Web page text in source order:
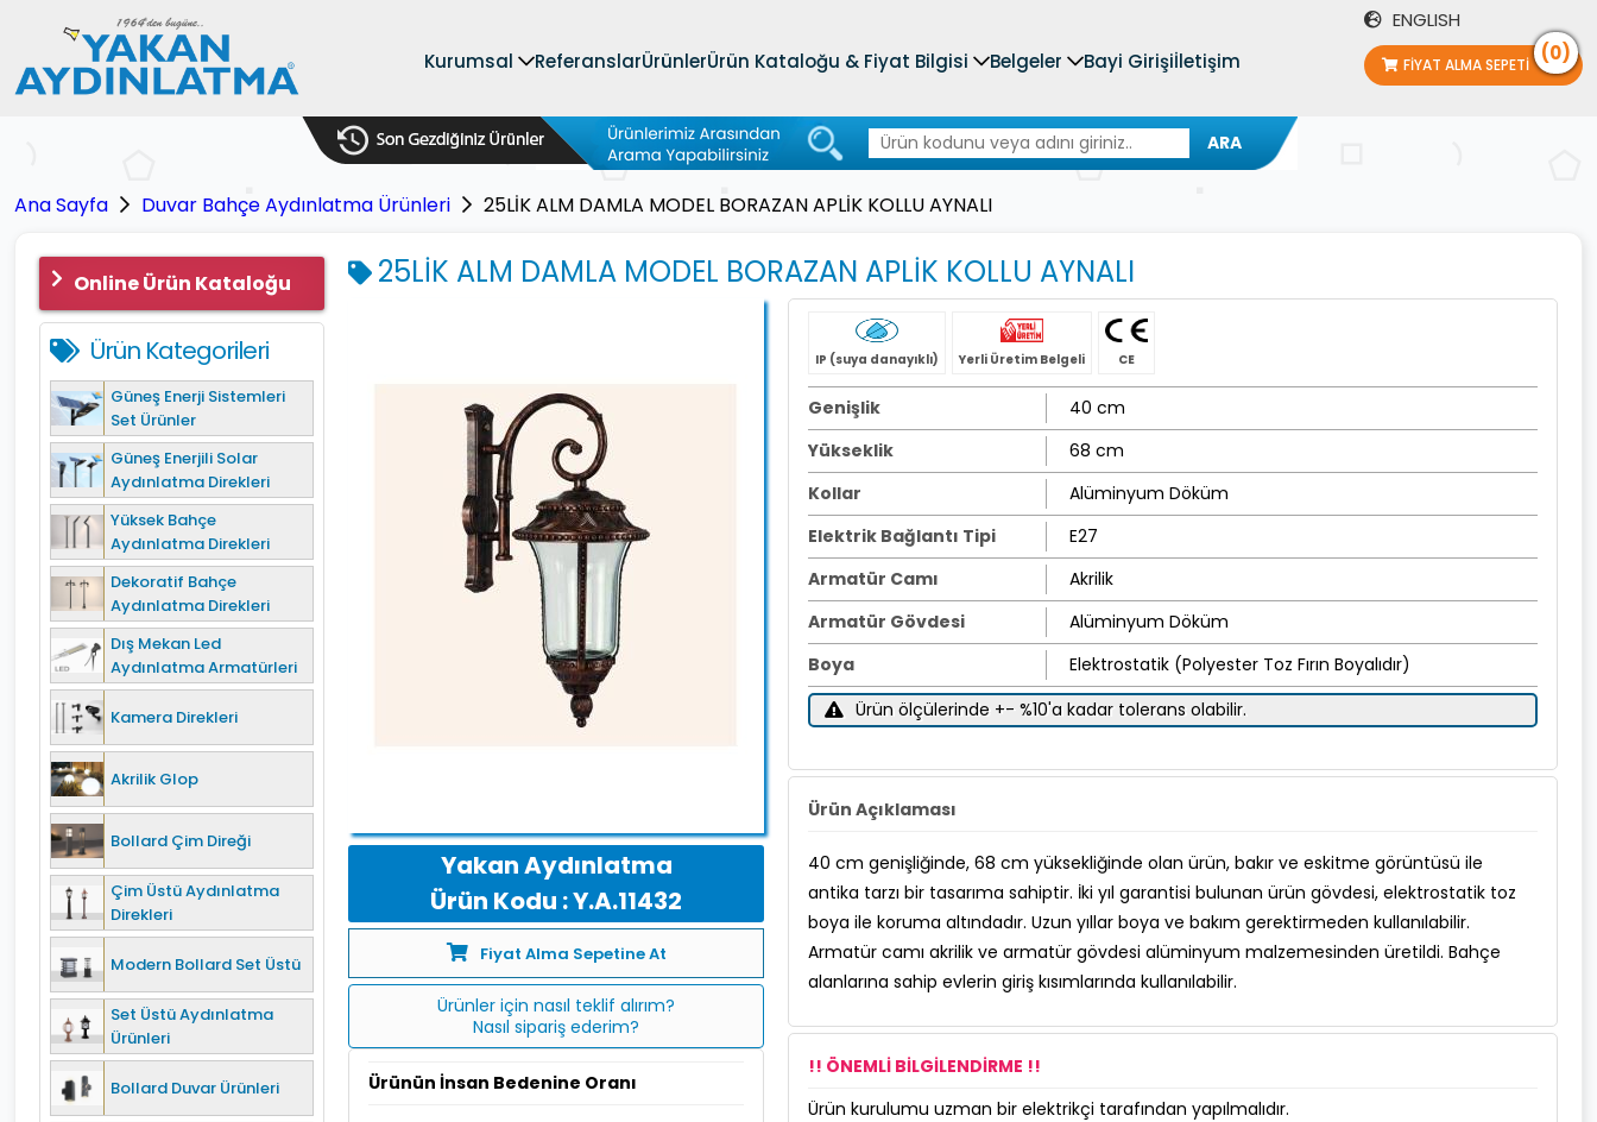
Kurumsal ReferanslarÜrünlerÜrün Kataloğu & Fiyat Bilgisi Belgeler Bayi Girişiİletişim
ENGLISH
FIYAT ALMA SEPETI (0)
ARA
Ana Sayfa Duvar Bahçe Aydınlatma Ürünleri 25LİK ALM DAMLA MODEL BORAZAN APLİK KOLLU AYNALI
Online Ürün Kataloğu
Ürün Kategorileri
Güneş Enerji Sistemleri
Set Ürünler
Güneş Enerjili Solar
Aydınlatma Direkleri
Yüksek Bahçe
Aydınlatma Direkleri
Dekoratif Bahçe
Aydınlatma Direkleri
Dış Mekan Led
Aydınlatma Armatürleri
Kamera Direkleri
Akrilik Glop
Bollard Çim Direği
Çim Üstü Aydınlatma
Direkleri
Modern Bollard Set Üstü
Set Üstü Aydınlatma
Ürünleri
Bollard Duvar Ürünleri
25LİK ALM DAMLA MODEL BORAZAN APLİK KOLLU AYNALI
Yakan Aydınlatma
Ürün Kodu : Y.A.11432
Fiyat Alma Sepetine At
Ürünler için nasıl teklif alırım?
Nasıl sipariş ederim?
Ürünün İnsan Bedenine Oranı
IP (suya danayıklı) Yerli Üretim Belgeli CE
Genişlik
40 cm
Yükseklik
68 cm
Kollar
Alüminyum Döküm
Elektrik Bağlantı Tipi
E27
Armatür Camı
Akrilik
Armatür Gövdesi
Alüminyum Döküm
Boya
Elektrostatik (Polyester Toz Fırın Boyalıdır)
Ürün ölçülerinde +- %10'a kadar tolerans olabilir.
Ürün Açıklaması
40 cm genişliğinde, 68 cm yüksekliğinde olan ürün, bakır ve eskitme görüntüsü ile
antika tarzı bir tasarıma sahiptir. İki yıl garantisi bulunan ürün gövdesi, elektrostatik toz
boya ile koruma altındadır. Uzun yıllar boya ve bakım gerektirmeden kullanılabilir.
Armatür camı akrilik ve armatür gövdesi alüminyum malzemesinden üretildi. Bahçe
alanlarına sahip evlerin giriş kısımlarında kullanılabilir.
!! ÖNEMLİ BİLGİLENDİRME !!
Ürün kurulumu uzman bir elektrikçi tarafından yapılmalıdır.